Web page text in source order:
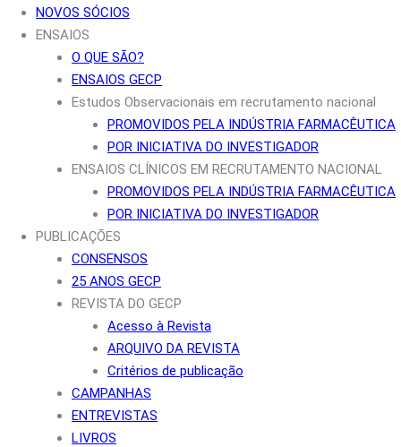
NOVOS SÓCIOS
ENSAIOS
O QUE SÃO?
ENSAIOS GECP
Estudos Observacionais em recrutamento nacional
PROMOVIDOS PELA INDÚSTRIA FARMACÊUTICA
POR INICIATIVA DO INVESTIGADOR
ENSAIOS CLÍNICOS EM RECRUTAMENTO NACIONAL
PROMOVIDOS PELA INDÚSTRIA FARMACÊUTICA
POR INICIATIVA DO INVESTIGADOR
PUBLICAÇÕES
CONSENSOS
25 ANOS GECP
REVISTA DO GECP
Acesso à Revista
ARQUIVO DA REVISTA
Critérios de publicação
CAMPANHAS
ENTREVISTAS
LIVROS